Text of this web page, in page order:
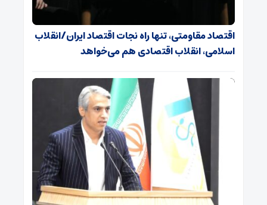
اقتصاد مقاومتی، تنها راه نجات اقتصاد ایران/انقلاب
اسلامی، انقلاب اقتصادی هم می‌خواهد